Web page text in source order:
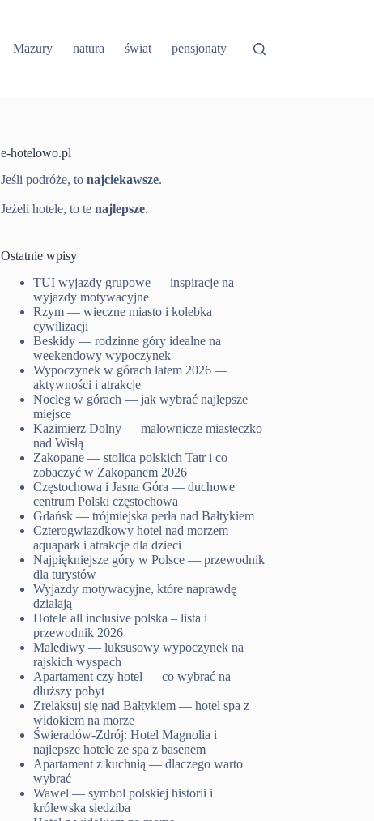
Mazury natura świat pensjonaty
e-hotelowo.pl
Jeśli podróże, tonajciekawsze.
Jeżeli hotele, to tenajlepsze.
Ostatnie wpisy
TUI wyjazdy grupowe — inspiracje na
wyjazdy motywacyjne
Rzym — wieczne miasto i kolebka
cywilizacji
Beskidy — rodzinne góry idealne na
weekendowy wypoczynek
Wypoczynek w górach latem 2026 —
aktywności i atrakcje
Nocleg w górach — jak wybrać najlepsze
miejsce
Kazimierz Dolny — malownicze miasteczko
nad Wisłą
Zakopane — stolica polskich Tatr i co
zobaczyć w Zakopanem 2026
Częstochowa i Jasna Góra — duchowe
centrum Polski częstochowa
Gdańsk — trójmiejska perła nad Bałtykiem
Czterogwiazdkowy hotel nad morzem —
aquapark i atrakcje dla dzieci
Najpiękniejsze góry w Polsce — przewodnik
dla turystów
Wyjazdy motywacyjne, które naprawdę
działają
Hotele all inclusive polska – lista i
przewodnik 2026
Malediwy — luksusowy wypoczynek na
rajskich wyspach
Apartament czy hotel — co wybrać na
dłuższy pobyt
Zrelaksuj się nad Bałtykiem — hotel spa z
widokiem na morze
Świeradów-Zdrój: Hotel Magnolia i
najlepsze hotele ze spa z basenem
Apartament z kuchnią — dlaczego warto
wybrać
Wawel — symbol polskiej historii i
królewska siedziba